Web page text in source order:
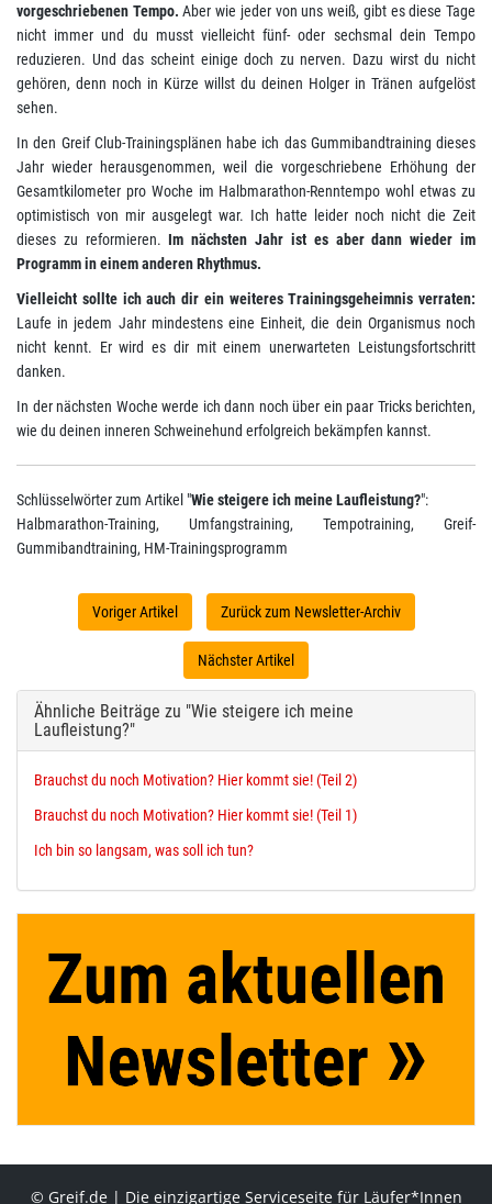
vorgeschriebenen Tempo. Aber wie jeder von uns weiß, gibt es diese Tage
nicht immer und du musst vielleicht fünf- oder sechsmal dein Tempo
reduzieren. Und das scheint einige doch zu nerven. Dazu wirst du nicht
gehören, denn noch in Kürze willst du deinen Holger in Tränen aufgelöst
sehen.
In den Greif Club-Trainingsplänen habe ich das Gummibandtraining dieses
Jahr wieder herausgenommen, weil die vorgeschriebene Erhöhung der
Gesamtkilometer pro Woche im Halbmarathon-Renntempo wohl etwas zu
optimistisch von mir ausgelegt war. Ich hatte leider noch nicht die Zeit
dieses zu reformieren.Im nächsten Jahr ist es aber dann wieder im
Programm in einem anderen Rhythmus.
Vielleicht sollte ich auch dir ein weiteres Trainingsgeheimnis verraten:
Laufe in jedem Jahr mindestens eine Einheit, die dein Organismus noch
nicht kennt. Er wird es dir mit einem unerwarteten Leistungsfortschritt
danken.
In der nächsten Woche werde ich dann noch über ein paar Tricks berichten,
wie du deinen inneren Schweinehund erfolgreich bekämpfen kannst.
Schlüsselwörter zum Artikel "Wie steigere ich meine Laufleistung?":
Halbmarathon-Training, Umfangstraining, Tempotraining, Greif-
Gummibandtraining, HM-Trainingsprogramm
Voriger Artikel Zurück zum Newsletter-Archiv
Nächster Artikel
Ähnliche Beiträge zu "Wie steigere ich meine
Laufleistung?"
Brauchst du noch Motivation? Hier kommt sie! (Teil 2)
Brauchst du noch Motivation? Hier kommt sie! (Teil 1)
Ich bin so langsam, was soll ich tun?
© Greif.de | Die einzigartige Serviceseite für Läufer*Innen